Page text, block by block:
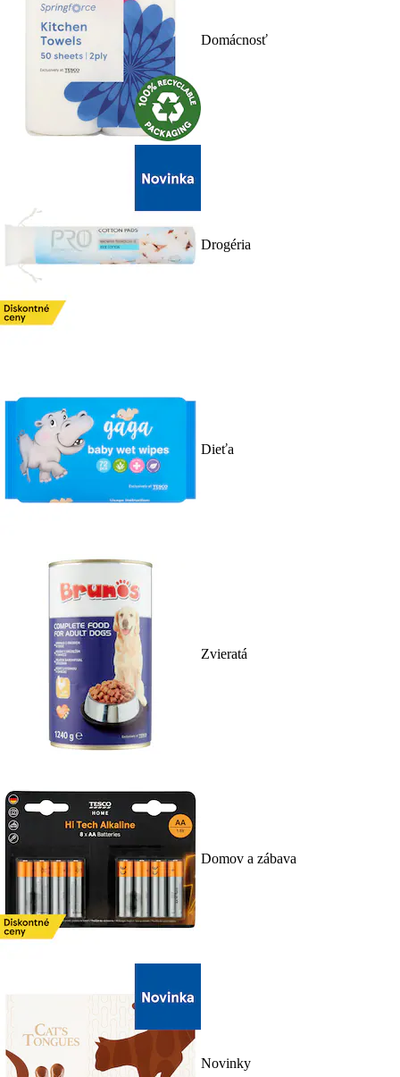
Domácnosť
Drogéria
Dieťa
Zvieratá
Domov a zábava
Novinky